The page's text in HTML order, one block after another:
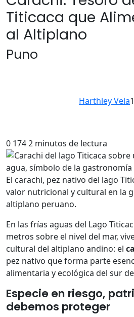
Titicaca que
al Altiplano
Puno
Harthley Vela
0 1742 minutos de lectura
El carachi, pez nativo del lago
valor nutricional y cultural en la
altiplano peruano.
En las frías aguas del Lago
metros sobre el nivel del mar,
cultural del altiplano andino: el
pez nativo que forma parte
alimentaria y ecológica del sur
Especie en riesgo,
debemos proteger